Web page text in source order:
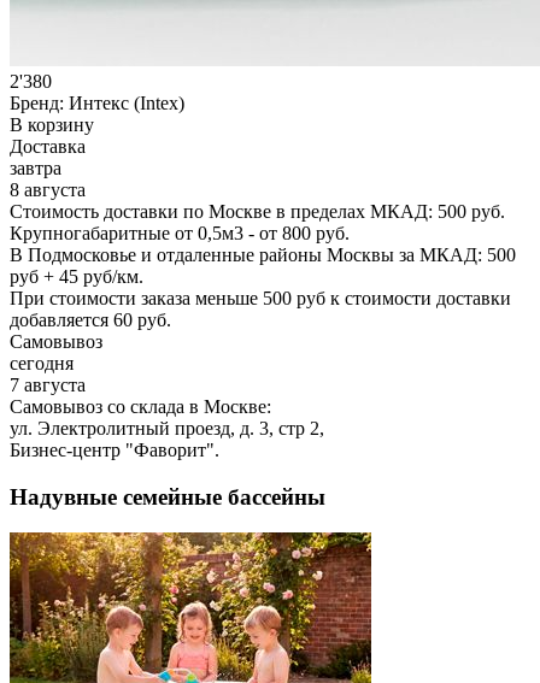
2'380
Бренд: Интекс (Intex)
В корзину
Доставка
завтра
8 августа
Стоимость доставки по Москве в пределах МКАД: 500 руб.
Крупногабаритные от 0,5м3 - от 800 руб.
В Подмосковье и отдаленные районы Москвы за МКАД: 500
руб + 45 руб/км.
При стоимости заказа меньше 500 руб к стоимости доставки
добавляется 60 руб.
Самовывоз
сегодня
7 августа
Самовывоз со склада в Москве:
ул. Электролитный проезд, д. 3, стр 2,
Бизнес-центр "Фаворит".
Надувные семейные бассейны